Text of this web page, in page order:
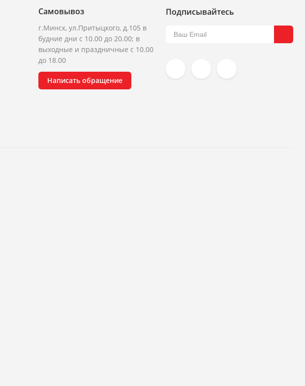
Самовывоз
г.Минск, ул.Притыцкого, д.105 в
будние дни с 10.00 до 20.00; в
выходные и праздничные с 10.00
до 18.00
Написать обращение
Подписывайтесь